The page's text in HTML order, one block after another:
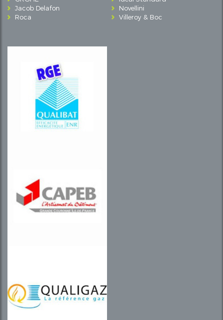
Jacob Delafon
Novellini
Roca
Villeroy & Boc